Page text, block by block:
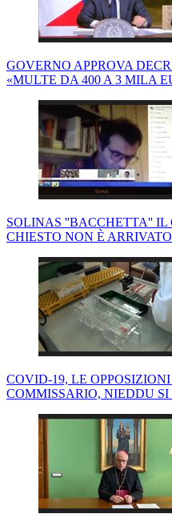
GOVERNO APPROVA
«MULTE DA 400 A 3 MILA
SOLINAS ''BACCHETTA''
CHIESTO NON È
COVID-19, LE
COMMISSARIO, NIEDDU